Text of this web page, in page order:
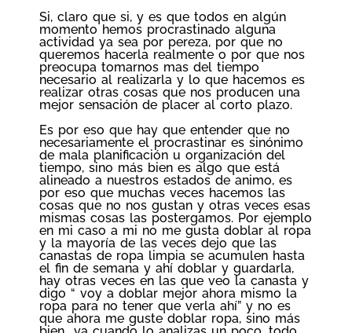
Si, claro que si, y es que todos en algún
momento hemos procrastinado alguna
actividad ya sea por pereza, por que no
queremos hacerla realmente o por que nos
preocupa tomarnos mas del tiempo
necesario al realizarla y lo que hacemos es
realizar otras cosas que nos producen una
mejor sensación de placer al corto plazo.
Es por eso que hay que entender que no
necesariamente el procrastinar es sinónimo
de mala planificación u organización del
tiempo, sino más bien es algo que está
alineado a nuestros estados de animo, es
por eso que muchas veces hacemos las
cosas que no nos gustan y otras veces esas
mismas cosas las postergamos. Por ejemplo
en mi caso a mi no me gusta doblar al ropa
y la mayoría de las veces dejo que las
canastas de ropa limpia se acumulen hasta
el fin de semana y ahí doblar y guardarla,
hay otras veces en las que veo la canasta y
digo “ voy a doblar mejor ahora mismo la
ropa para no tener que verla ahí” y no es
que ahora me guste doblar ropa, sino más